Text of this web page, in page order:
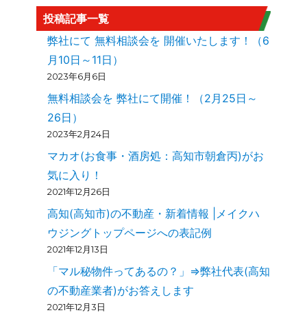
投稿記事一覧
弊社にて 無料相談会を 開催いたします！（6
月10日～11日）
2023年6月6日
無料相談会を 弊社にて開催！（2月25日～
26日）
2023年2月24日
マカオ(お食事・酒房処：高知市朝倉丙)がお
気に入り！
2021年12月26日
高知(高知市)の不動産・新着情報 |メイクハ
ウジングトップページへの表記例
2021年12月13日
「マル秘物件ってあるの？」⇒弊社代表(高知
の不動産業者)がお答えします
2021年12月3日